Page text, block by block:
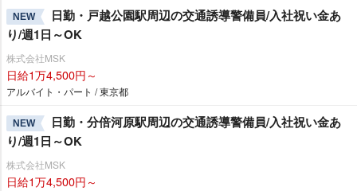
NEW
日勤・戸越公園駅周辺の交通誘導警備員/入社祝い金あ
り/週1日～OK
株式会社MSK
日給1万4,500円～
アルバイト・パート / 東京都
NEW
日勤・分倍河原駅周辺の交通誘導警備員/入社祝い金あ
り/週1日～OK
株式会社MSK
日給1万4,500円～